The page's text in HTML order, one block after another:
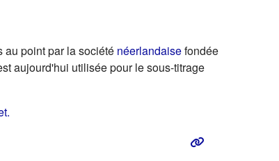
au point par la société néerlandaisefondée
aujourd'hui utilisée pour le sous-titrage